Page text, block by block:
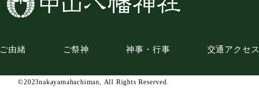
ご由緒 ご祭神 神事・行事 交通アクセス
©2023nakayamahachiman, All Rights Reserved.